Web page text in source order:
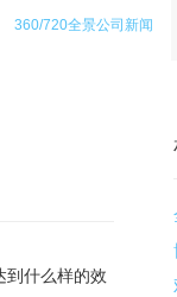
360/720全景公司新闻
到什么样的效